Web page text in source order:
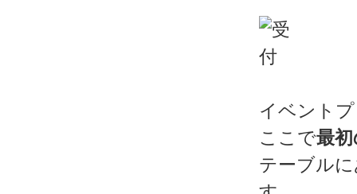
イベント
ここで最
テーブル